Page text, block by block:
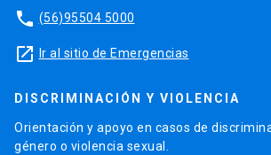
phone (56)95504 5000
launch Ir al sitio de Emergencias
DISCRIMINACIÓN Y VIOLENCIA
Orientación y apoyo en casos de
género o violencia sexual.